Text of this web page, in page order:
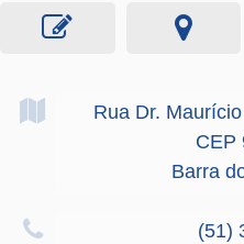
Rua Dr.
CEP
Barra
(51)